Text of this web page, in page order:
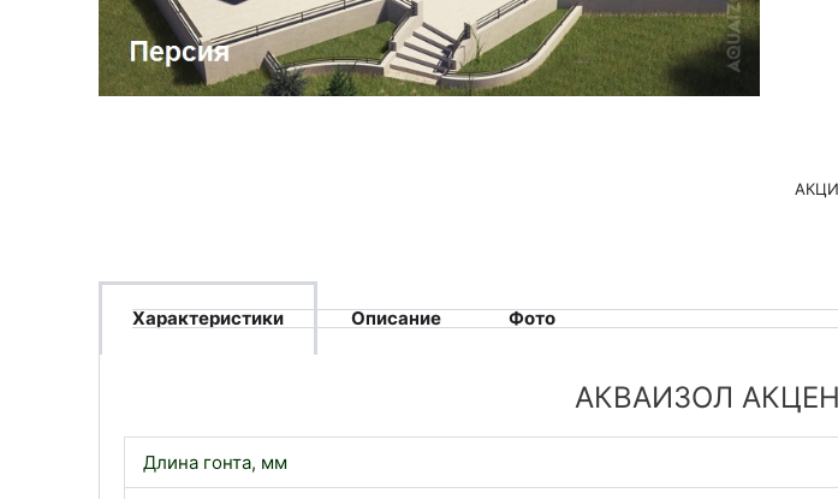
Характеристики Описание Фото
АКВАИЗОЛ
Длина гонта, мм